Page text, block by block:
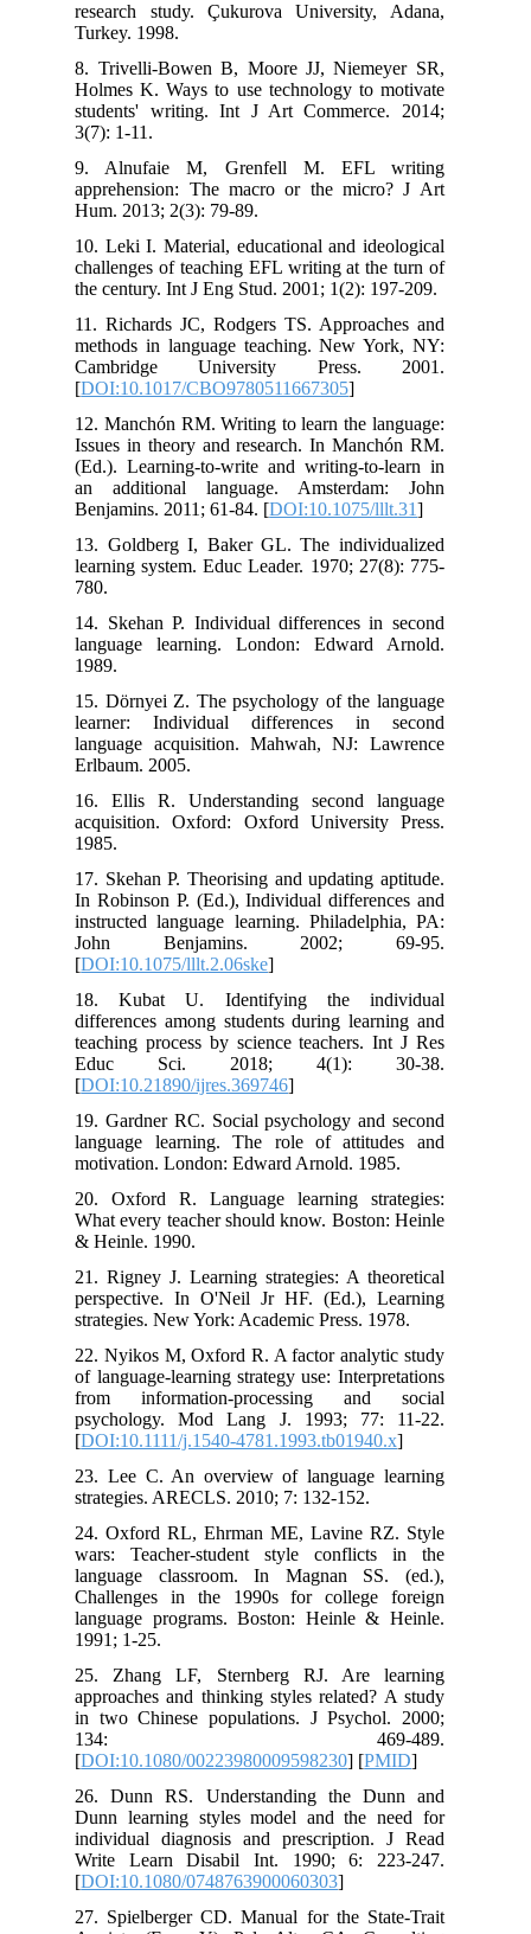
research study. Çukurova University, Adana,
Turkey. 1998.
8. Trivelli-Bowen B, Moore JJ, Niemeyer SR,
Holmes K. Ways to use technology to motivate
students' writing. Int J Art Commerce. 2014;
3(7): 1-11.
9. Alnufaie M, Grenfell M. EFL writing
apprehension: The macro or the micro? J Art
Hum. 2013; 2(3): 79-89.
10. Leki I. Material, educational and ideological
challenges of teaching EFL writing at the turn of
the century. Int J Eng Stud. 2001; 1(2): 197-209.
11. Richards JC, Rodgers TS. Approaches and
methods in language teaching. New York, NY:
Cambridge University Press. 2001.
[DOI:10.1017/CBO9780511667305
12. Manchón RM. Writing to learn the language:
Issues in theory and research. In Manchón RM.
(Ed.). Learning-to-write and writing-to-learn in
an additional language. Amsterdam: John
Benjamins. 2011; 61-84. [DOI:10.1075/lllt.31
13. Goldberg I, Baker GL. The individualized
learning system. Educ Leader. 1970; 27(8): 775-
780.
14. Skehan P. Individual differences in second
language learning. London: Edward Arnold.
1989.
15. Dörnyei Z. The psychology of the language
learner: Individual differences in second
language acquisition. Mahwah, NJ: Lawrence
Erlbaum. 2005.
16. Ellis R. Understanding second language
acquisition. Oxford: Oxford University Press.
1985.
17. Skehan P. Theorising and updating aptitude.
In Robinson P. (Ed.), Individual differences and
instructed language learning. Philadelphia, PA:
John Benjamins. 2002; 69-95.
[DOI:10.1075/lllt.2.06ske
18. Kubat U. Identifying the individual
differences among students during learning and
teaching process by science teachers. Int J Res
Educ Sci. 2018; 4(1): 30-38.
[DOI:10.21890/ijres.369746
19. Gardner RC. Social psychology and second
language learning. The role of attitudes and
motivation. London: Edward Arnold. 1985.
20. Oxford R. Language learning strategies:
What every teacher should know. Boston: Heinle
& Heinle. 1990.
21. Rigney J. Learning strategies: A theoretical
perspective. In O'Neil Jr HF. (Ed.), Learning
strategies. New York: Academic Press. 1978.
22. Nyikos M, Oxford R. A factor analytic study
of language-learning strategy use: Interpretations
from information-processing and social
psychology. Mod Lang J. 1993; 77: 11-22.
[DOI:10.1111/j.1540-4781.1993.tb01940.x
23. Lee C. An overview of language learning
strategies. ARECLS. 2010; 7: 132-152.
24. Oxford RL, Ehrman ME, Lavine RZ. Style
wars: Teacher-student style conflicts in the
language classroom. In Magnan SS. (ed.),
Challenges in the 1990s for college foreign
language programs. Boston: Heinle & Heinle.
1991; 1-25.
25. Zhang LF, Sternberg RJ. Are learning
approaches and thinking styles related? A study
in two Chinese populations. J Psychol. 2000;
134: 469-489.
[DOI:10.1080/00223980009598230] [PMID
26. Dunn RS. Understanding the Dunn and
Dunn learning styles model and the need for
individual diagnosis and prescription. J Read
Write Learn Disabil Int. 1990; 6: 223-247.
[DOI:10.1080/0748763900060303
27. Spielberger CD. Manual for the State-Trait